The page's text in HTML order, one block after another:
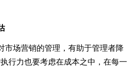
场营销的管理，有助于管理者降
行力也要考虑在成本之中，在每一